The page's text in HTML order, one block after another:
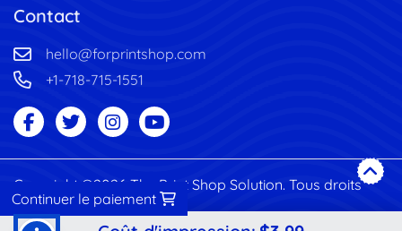
Continuer le paiement
Contact
hello@forprintshop.com
+1-718-715-1551
Copyright ©2026 The Print Shop Solution. Tous droits
réservés.